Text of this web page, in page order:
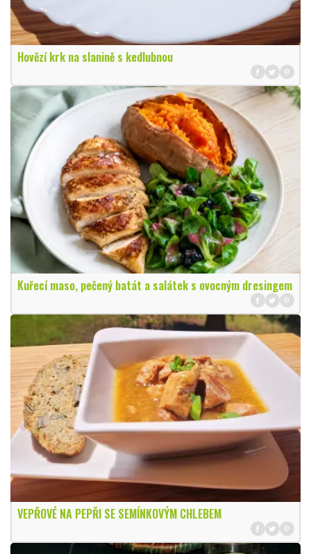
Hovězí krk na slanině s kedlubnou
Kuřecí maso, pečený batát a salátek s ovocným dresingem
VEPŘOVÉ NA PEPŘI SE SEMÍNKOVÝM CHLEBEM